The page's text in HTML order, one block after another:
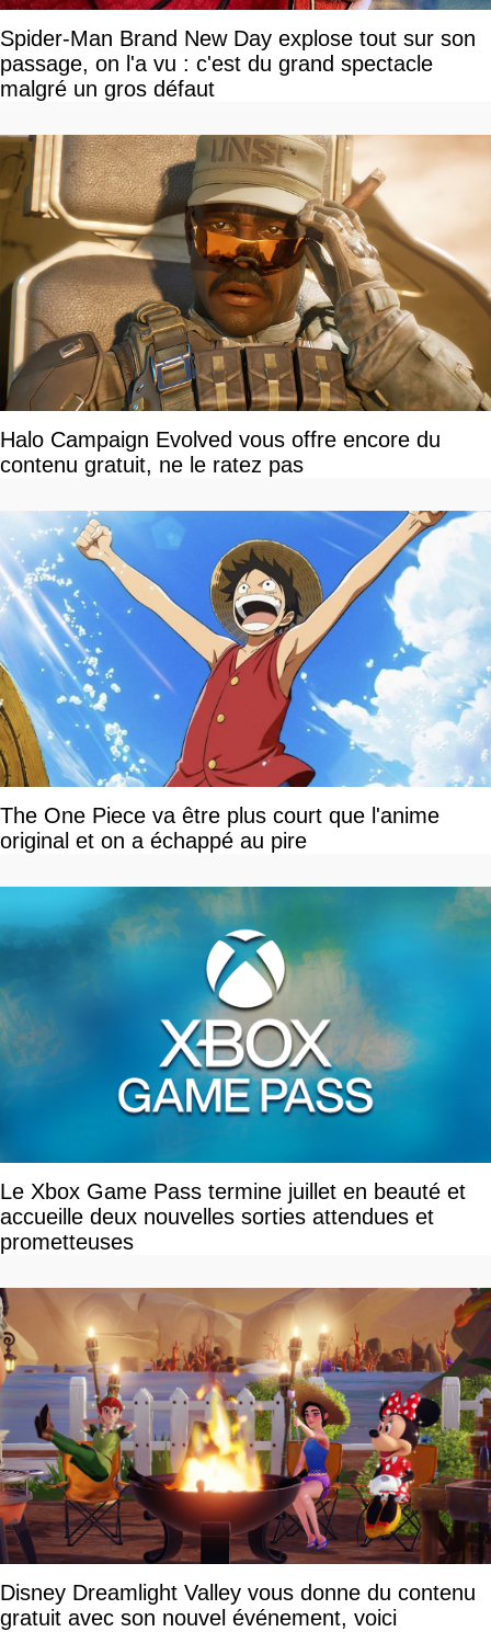
Spider-Man Brand New Day explose tout sur son
passage, on l'a vu : c'est du grand spectacle
malgré un gros défaut
Halo Campaign Evolved vous offre encore du
contenu gratuit, ne le ratez pas
The One Piece va être plus court que l'anime
original et on a échappé au pire
Le Xbox Game Pass termine juillet en beauté et
accueille deux nouvelles sorties attendues et
prometteuses
Disney Dreamlight Valley vous donne du contenu
gratuit avec son nouvel événement, voici